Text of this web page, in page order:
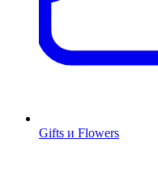
Gifts и Flowers